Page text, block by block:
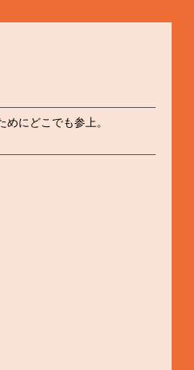
にどこでも参上。